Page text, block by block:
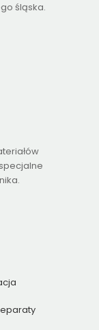
śląska.